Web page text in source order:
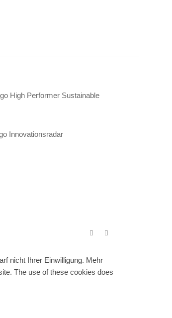
nicht Ihrer Einwilligung. Mehr
The use of these cookies does